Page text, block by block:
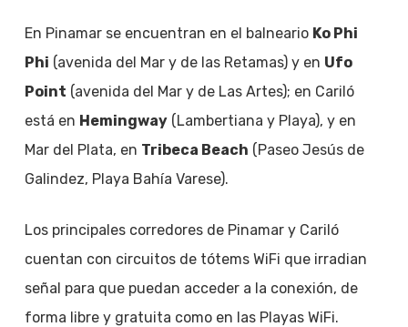
En Pinamar se encuentran en el balneario Ko Phi
Phi (avenida del Mar y de las Retamas) y en Ufo
Point (avenida del Mar y de Las Artes); en Cariló
está en Hemingway(Lambertiana y Playa), y en
Mar del Plata, en Tribeca Beach (Paseo Jesús de
Galindez, Playa Bahía Varese).
Los principales corredores de Pinamar y Cariló
cuentan con circuitos de tótems WiFi que irradian
señal para que puedan acceder a la conexión, de
forma libre y gratuita como en las Playas WiFi.